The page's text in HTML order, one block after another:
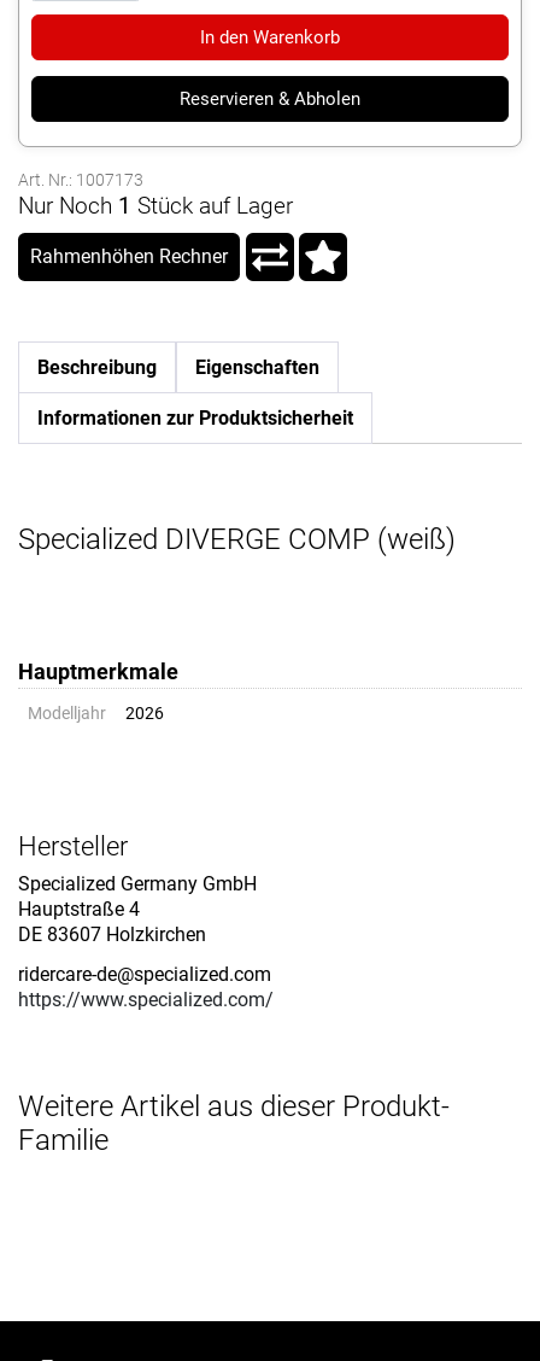
In den Warenkorb
Reservieren & Abholen
Art. Nr.: 1007173
Nur Noch 1 Stück auf Lager
Rahmenhöhen Rechner
Beschreibung Eigenschaften
Informationen zur Produktsicherheit
Specialized DIVERGE COMP (weiß)
Hauptmerkmale
Modelljahr 2026
Hersteller
Specialized Germany GmbH
Hauptstraße 4
DE 83607 Holzkirchen
ridercare-de@specialized.com
https://www.specialized.com/
Weitere Artikel aus dieser Produkt-
Familie